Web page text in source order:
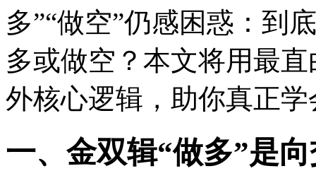
多”“做空”仍感困惑：到
多或做空？本文将用最
外核心逻辑，助你真正
一、金双辑“做多”是